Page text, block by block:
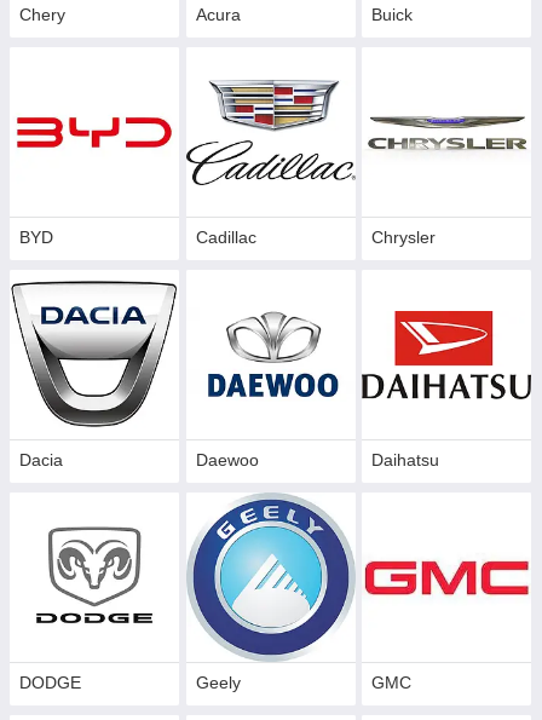
Chery Acura Buick
BYD Cadillac Сhrysler
Dacia Daewoo Daihatsu
DODGE Geely GMC